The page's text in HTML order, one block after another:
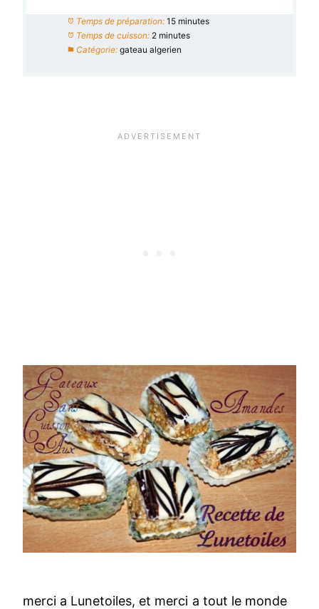
Temps de préparation: 15 minutes
Temps de cuisson: 2 minutes
Catégorie: gateau algerien
merci a Lunetoiles, et merci a tout le monde